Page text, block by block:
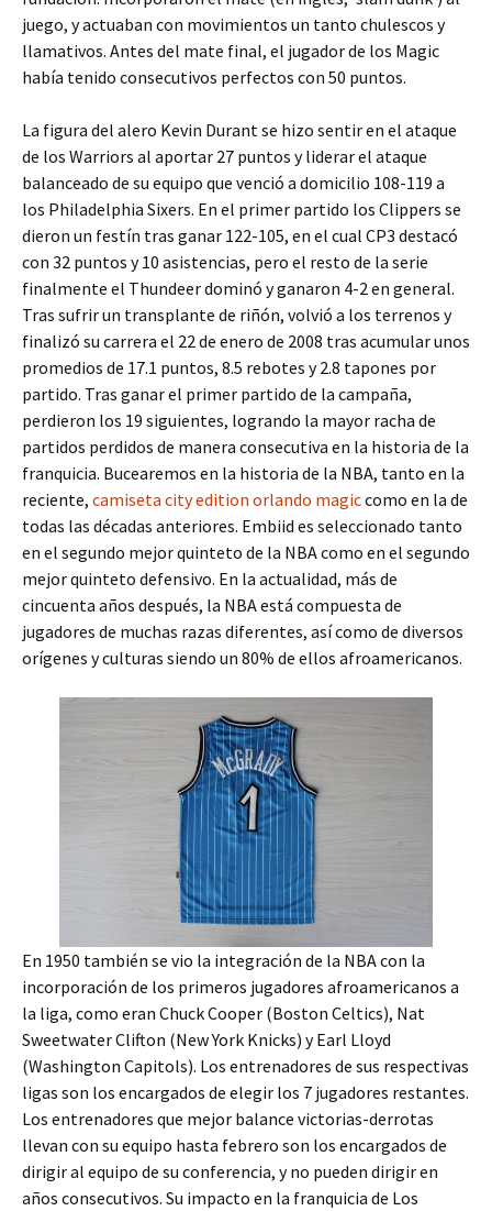
juego, y actuaban con movimientos un tanto chulescos y
llamativos. Antes del mate final, el jugador de los Magic
había tenido consecutivos perfectos con 50 puntos.
La figura del alero Kevin Durant se hizo sentir en el ataque
de los Warriors al aportar 27 puntos y liderar el ataque
balanceado de su equipo que venció a domicilio 108-119 a
los Philadelphia Sixers. En el primer partido los Clippers se
dieron un festín tras ganar 122-105, en el cual CP3 destacó
con 32 puntos y 10 asistencias, pero el resto de la serie
finalmente el Thundeer dominó y ganaron 4-2 en general.
Tras sufrir un transplante de riñón, volvió a los terrenos y
finalizó su carrera el 22 de enero de 2008 tras acumular unos
promedios de 17.1 puntos, 8.5 rebotes y 2.8 tapones por
partido. Tras ganar el primer partido de la campaña,
perdieron los 19 siguientes, logrando la mayor racha de
partidos perdidos de manera consecutiva en la historia de la
franquicia. Bucearemos en la historia de la NBA, tanto en la
reciente, camiseta city edition orlando magiccomo en la de
todas las décadas anteriores. Embiid es seleccionado tanto
en el segundo mejor quinteto de la NBA como en el segundo
mejor quinteto defensivo. En la actualidad, más de
cincuenta años después, la NBA está compuesta de
jugadores de muchas razas diferentes, así como de diversos
orígenes y culturas siendo un 80% de ellos afroamericanos.
En 1950 también se vio la integración de la NBA con la
incorporación de los primeros jugadores afroamericanos a
la liga, como eran Chuck Cooper (Boston Celtics), Nat
Sweetwater Clifton (New York Knicks) y Earl Lloyd
(Washington Capitols). Los entrenadores de sus respectivas
ligas son los encargados de elegir los 7 jugadores restantes.
Los entrenadores que mejor balance victorias-derrotas
llevan con su equipo hasta febrero son los encargados de
dirigir al equipo de su conferencia, y no pueden dirigir en
años consecutivos. Su impacto en la franquicia de Los